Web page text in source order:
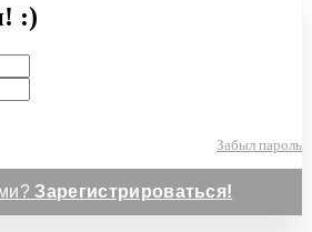
:)
Забыл пароль
Зарегистрироваться!